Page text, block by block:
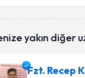
yakın diğer
Fzt. Recep